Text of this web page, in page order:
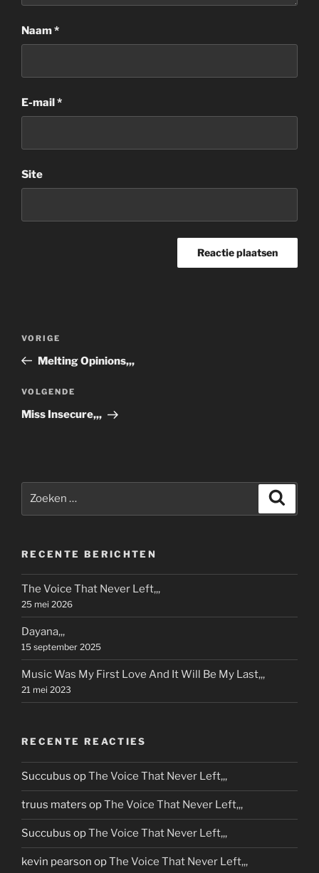
Naam*
E-mail*
Site
Vorig
bericht
VORIGE
Melting Opinions,,,
Volgend
bericht
VOLGENDE
Miss Insecure,,,
RECENTE BERICHTEN
The Voice That Never Left,,,
25 mei 2026
Dayana,,,
15 september 2025
Music Was My First Love And It Will Be My Last,,,
21 mei 2023
RECENTE REACTIES
Succubus opThe Voice That Never Left,,,
truus maters opThe Voice That Never Left,,,
Succubus opThe Voice That Never Left,,,
kevin pearson opThe Voice That Never Left,,,